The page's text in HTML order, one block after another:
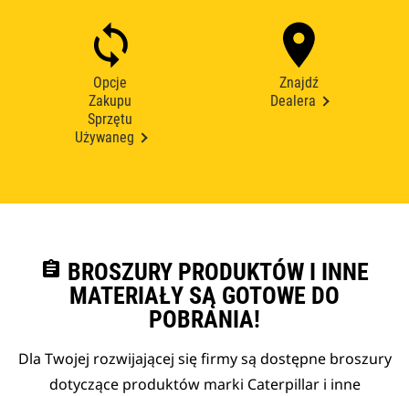
Opcje
Zakupu
Sprzętu
Używaneg
Znajdź
Dealera
assignment BROSZURY PRODUKTÓW I INNE
MATERIAŁY SĄ GOTOWE DO
POBRANIA!
Dla Twojej rozwijającej się firmy są dostępne broszury
dotyczące produktów marki Caterpillar i inne